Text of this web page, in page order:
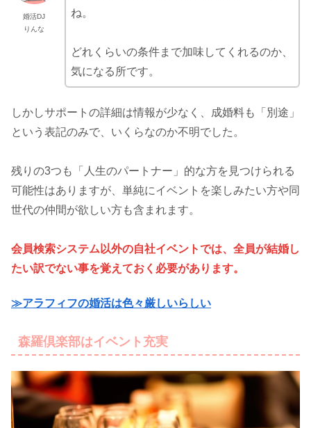
婚活DJ
りんな
ね。
どれくらいの条件まで加味してくれるのか、
気になる所です。
しかしサポートの詳細は情報が少なく、成婚料も「別途」
という表記のみで、いくらなのか不明でした。
残りの3つも「人生のパートナー」的な方を見つけられる
可能性はありますが、単純にイベントを楽しみたい方や同
世代の仲間が欲しい方も含まれます。
会員検索システム以外の自社イベントでは、全員が結婚し
たい訳でない事を覚えておく必要があります。
≫アラフィフの婚活は色々厳しいらしい
森羅倶楽部はイベント充実